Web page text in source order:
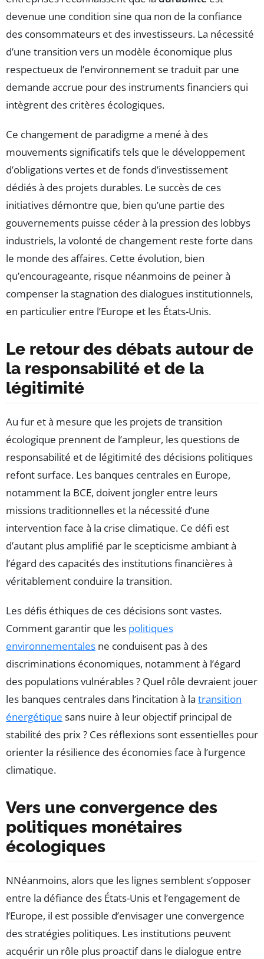
devenue une condition sine qua non de la confiance
des consommateurs et des investisseurs. La nécessité
d’une transition vers un modèle économique plus
respectueux de l’environnement se traduit par une
demande accrue pour des instruments financiers qui
intègrent des critères écologiques.
Ce changement de paradigme a mené à des
mouvements significatifs tels que le développement
d’obligations vertes et de fonds d’investissement
dédiés à des projets durables. Le succès de ces
initiatives démontre que, bien qu’une partie des
gouvernements puisse céder à la pression des lobbys
industriels, la volonté de changement reste forte dans
le monde des affaires. Cette évolution, bien
qu’encourageante, risque néanmoins de peiner à
compenser la stagnation des dialogues institutionnels,
en particulier entre l’Europe et les États-Unis.
Le retour des débats autour de
la responsabilité et de la
légitimité
Au fur et à mesure que les projets de transition
écologique prennent de l’ampleur, les questions de
responsabilité et de légitimité des décisions politiques
refont surface. Les banques centrales en Europe,
notamment la BCE, doivent jongler entre leurs
missions traditionnelles et la nécessité d’une
intervention face à la crise climatique. Ce défi est
d’autant plus amplifié par le scepticisme ambiant à
l’égard des capacités des institutions financières à
véritablement conduire la transition.
Les défis éthiques de ces décisions sont vastes.
Comment garantir que les politiques
environnementales ne conduisent pas à des
discriminations économiques, notamment à l’égard
des populations vulnérables ? Quel rôle devraient jouer
les banques centrales dans l’incitation à la transition
énergétique sans nuire à leur objectif principal de
stabilité des prix ? Ces réflexions sont essentielles pour
orienter la résilience des économies face à l’urgence
climatique.
Vers une convergence des
politiques monétaires
écologiques
NNéanmoins, alors que les lignes semblent s’opposer
entre la défiance des États-Unis et l’engagement de
l’Europe, il est possible d’envisager une convergence
des stratégies politiques. Les institutions peuvent
acquérir un rôle plus proactif dans le dialogue entre